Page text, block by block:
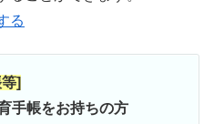
る
]
手帳をお持ちの方